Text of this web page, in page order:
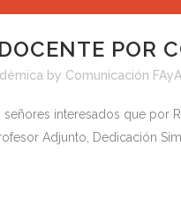
POR
by Comunicación FAyA
interesados que por
Adjunto, Dedicación